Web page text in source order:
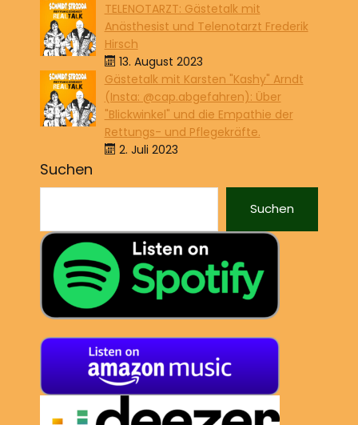
TELENOTARZT: Gästetalk mit
Anästhesist und Telenotarzt Frederik
Hirsch
13. August 2023
Gästetalk mit Karsten "Kashy" Arndt
(Insta: @cap.abgefahren): Über
"Blickwinkel" und die Empathie der
Rettungs- und Pflegekräfte.
2. Juli 2023
Suchen
Suchen